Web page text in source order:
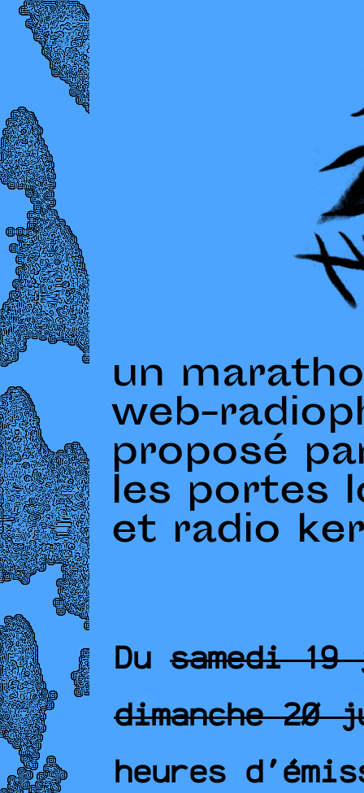
un
web-
proposé
les portes
et radio
Du samedi
dimanche 20
heures